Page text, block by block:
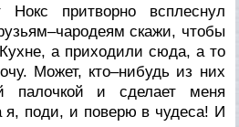
притворно всплеснул
скажи, чтобы
а приходили сюда, а то
Может, кто–нибудь из них
палочкой и сделает меня
я, поди, и поверю в чудеса! И